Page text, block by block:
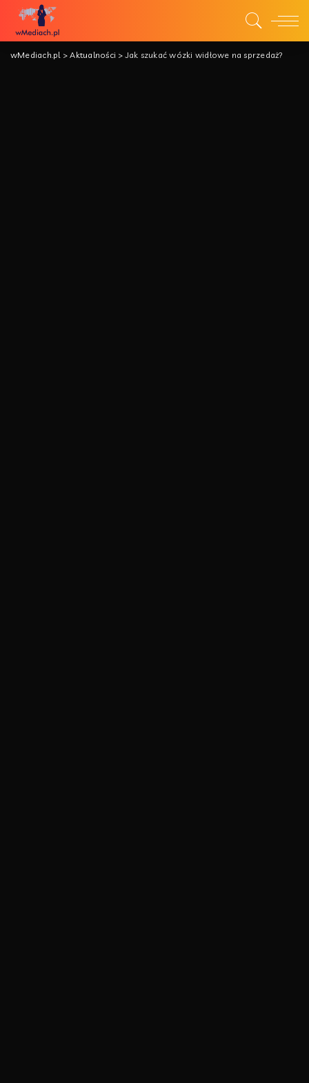
wMediach.pl>Aktualności >Jak szukać wózki widłowe na sprzedaż?